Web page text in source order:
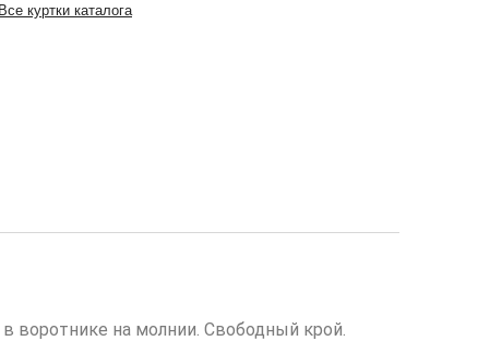
Все куртки каталога
на молнии. Свободный крой.